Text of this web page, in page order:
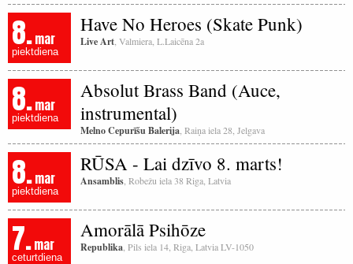
8.mar
piektdiena
Have No Heroes (Skate Punk)
Live Art , Valmiera, L.Laicēna 2a
8.mar
piektdiena
Absolut Brass Band (Auce,
instrumental)
Melno Cepurīšu Balerija , Raiņa iela 28, Jelgava
8.mar
piektdiena
RŪSA - Lai dzīvo 8. marts!
Ansamblis , Robežu iela 38 Riga, Latvia
7.mar
ceturtdiena
Amorālā Psihōze
Republika , Pils iela 14, Riga, Latvia LV-1050